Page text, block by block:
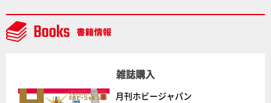
NEWITEM】
雑誌購入
月刊ホビージャパン